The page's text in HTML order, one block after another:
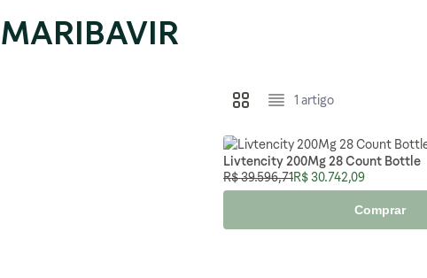
MARIBAVIR
Ver como
1 artigo
Livtencity 200Mg 28 Count Bottle
Preço Especial
R$ 30.742,09
Preço Normal
R$ 39.596,71
Comprar